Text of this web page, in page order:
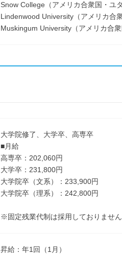
Snow College（アメリカ合衆国・ユタ
Lindenwood University（アメリカ合
Muskingum University（アメリカ合衆
大学院修了、大学卒、高専卒
■月給
高専卒：202,060円
大学卒：231,800円
大学院卒（文系）：233,900円
大学院卒（理系）：242,800円
※固定残業代制は採用しておりません
昇給：年1回（1月）